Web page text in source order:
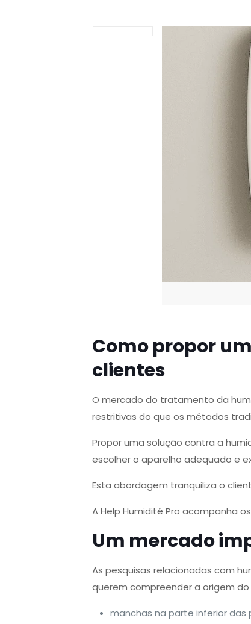
Como propor
clientes
O mercado do tratamento da
restritivas do que os métodos
Propor uma solução contra a
escolher o aparelho adequado e
Esta abordagem tranquiliza o
A Help Humidité Pro acompanha
Um mercado
As pesquisas relacionadas com
querem compreender a origem
manchas na parte inferior das